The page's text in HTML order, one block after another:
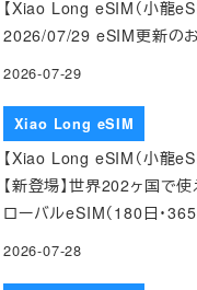
【Xiao Long eSIM（小龍
2026/07/29 eSIM更新の
2026-07-29
Xiao Long eSIM
【Xiao Long eSIM（小龍
【新登場】世界202ヶ国で
ローバルeSIM（180日・365
2026-07-28